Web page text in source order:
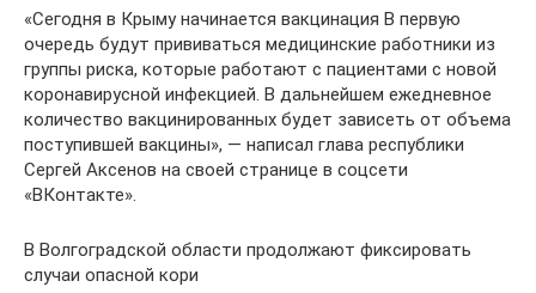
«Сегодня в Крыму начинается вакцинация В первую
очередь будут прививаться медицинские работники из
группы риска, которые работают с пациентами с новой
коронавирусной инфекцией. В дальнейшем ежедневное
количество вакцинированных будет зависеть от объема
поступившей вакцины», — написал глава республики
Сергей Аксенов на своей странице в соцсети
«ВКонтакте».
В Волгоградской области продолжают фиксировать
случаи опасной кори